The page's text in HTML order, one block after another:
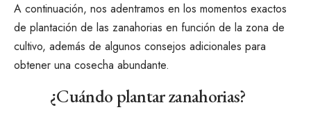
A continuación, nos adentramos en los momentos exactos
de plantación de las zanahorias en función de la zona de
cultivo, además de algunos consejos adicionales para
obtener una cosecha abundante.
¿Cuándo plantar zanahorias?